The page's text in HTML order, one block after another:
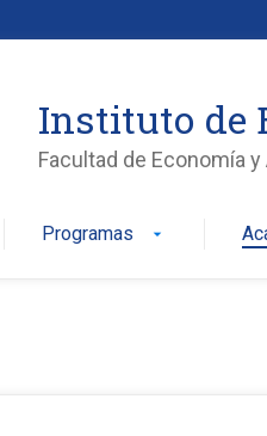
Instituto de
Facultad de Economía
Programas arrow_drop_down